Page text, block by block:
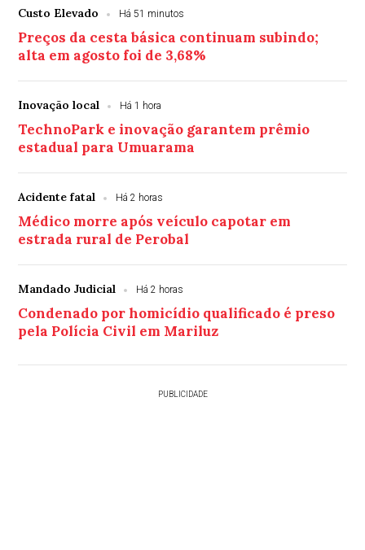
Custo Elevado Há 51 minutos
Preços da cesta básica continuam subindo;
alta em agosto foi de 3,68%
Inovação local Há 1 hora
TechnoPark e inovação garantem prêmio
estadual para Umuarama
Acidente fatal Há 2 horas
Médico morre após veículo capotar em
estrada rural de Perobal
Mandado Judicial Há 2 horas
Condenado por homicídio qualificado é preso
pela Polícia Civil em Mariluz
PUBLICIDADE